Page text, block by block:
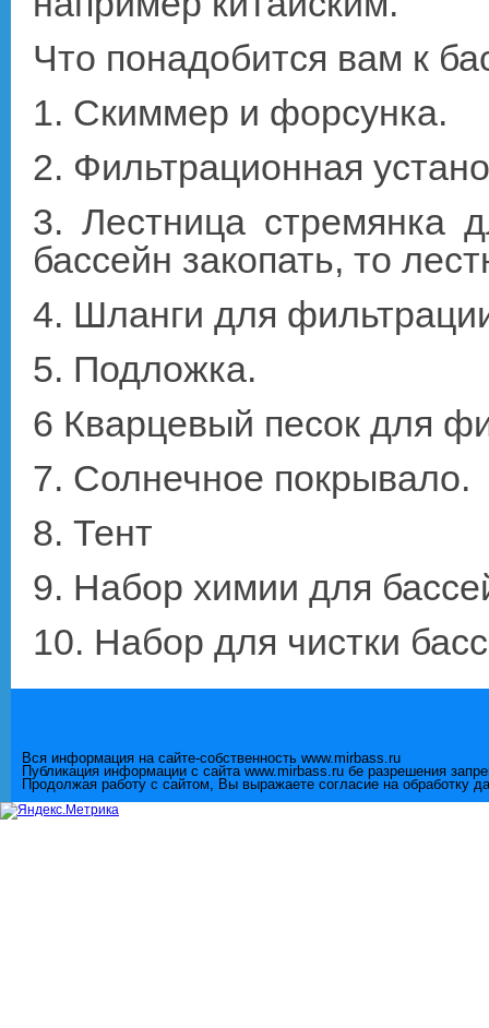
Что понадобится вам к
1. Скиммер и форсунка.
2. Фильтрационная
3. Лестница стремянка
бассейн закопать, то
4. Шланги для
5. Подложка.
6 Кварцевый песок для
7. Солнечное покрывало.
8. Тент
9. Набор химии для
10. Набор для чистки
Вся информация на сайте-собственность www.mirbass.ru
Публикация информации с сайта www.mirbass.ru бе разрешения
Продолжая работу с сайтом, Вы выражаете согласие на обработку